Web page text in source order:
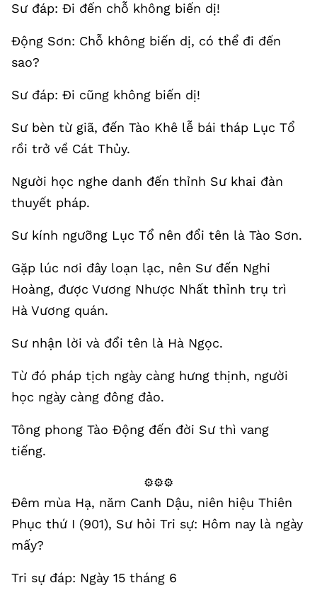
Sư đáp: Đi đến chỗ không biến dị!
Động Sơn: Chỗ không biến dị, có thể đi đến
sao?
Sư đáp: Đi cũng không biến dị!
Sư bèn từ giã, đến Tào Khê lễ bái tháp Lục Tổ
rồi trở về Cát Thủy.
Người học nghe danh đến thỉnh Sư khai đàn
thuyết pháp.
Sư kính ngưỡng Lục Tổ nên đổi tên là Tào Sơn.
Gặp lúc nơi đây loạn lạc, nên Sư đến Nghi
Hoàng, được Vương Nhược Nhất thỉnh trụ trì
Hà Vương quán.
Sư nhận lời và đổi tên là Hà Ngọc.
Từ đó pháp tịch ngày càng hưng thịnh, người
học ngày càng đông đảo.
Tông phong Tào Động đến đời Sư thì vang
tiếng.
⚙️⚙️⚙️
Đêm mùa Hạ, năm Canh Dậu, niên hiệu Thiên
Phục thứ I (901), Sư hỏi Tri sự: Hôm nay là ngày
mấy?
Tri sự đáp: Ngày 15 tháng 6